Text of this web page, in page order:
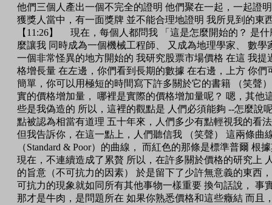
他們三個人產出一個不完全的證明 他們聚在一起，一起證
獲獎人當中，有一面獎牌 並不能合理地證明 我所見到的東
【11:26】 現在，每個人都問我 「這是怎麼開始的？ 是
麼讓我 同時成為一個機械工程師、 又成為地理學家、 數
一個非常怪異的地方開始的 我研究股票市場價格 在這 我
格增長量 在左邊，你們看到長期的數據 在右邊，上方 你
簡單，你可以用極短的時間寫下許多關於它的書籍 （笑聲
實的價格增加量， 哪裡是實際的價格增加量呢？ 嗯，其他
些是我偽造的 所以，這裡的觀點是 人們必須能夠 --怎麼說
點被認為相當有道理 五十年來，人們多少有點輕視我的看
但我告訴你，在這一點上，人們聽信我 （笑聲） 這兩條曲
（Standard & Poor）的曲線， 而紅色的那條是標準普爾 根
現在，不連續造成了累贅 所以，在許多關於價格的研究上
的旨意（不可抗力的因素） 於是留下了少許無意義的東西
可抗力的現象就如同所有其他事物一樣重要 換句話說， 事
那才是牛肉，是問題所在 如果你熟悉價格和這些癥結 而且